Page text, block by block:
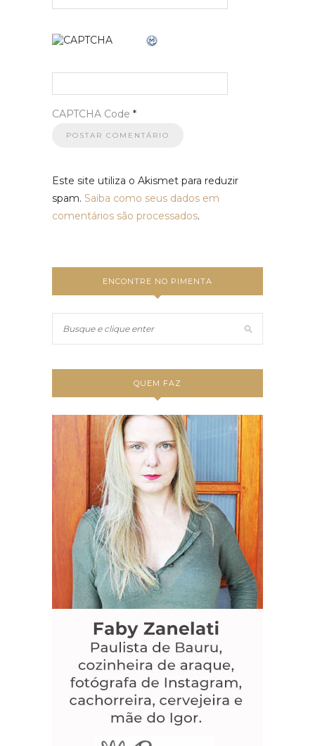
CAPTCHA Code *
Este site utiliza o Akismet para reduzir
spam. Saiba como seus dados em
comentários são processados.
ENCONTRE NO PIMENTA
QUEM FAZ